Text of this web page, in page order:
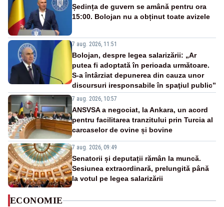
Ședința de guvern se amână pentru ora
15:00. Bolojan nu a obținut toate avizele
7 aug. 2026, 11:51
Bolojan, despre legea salarizării: „Ar
putea fi adoptată în perioada următoare.
S-a întârziat depunerea din cauza unor
discursuri iresponsabile în spaţiul public”
7 aug. 2026, 10:57
ANSVSA a negociat, la Ankara, un acord
pentru facilitarea tranzitului prin Turcia al
carcaselor de ovine și bovine
7 aug. 2026, 09:49
Senatorii și deputații rămân la muncă.
Sesiunea extraordinară, prelungită până
la votul pe legea salarizării
ECONOMIE